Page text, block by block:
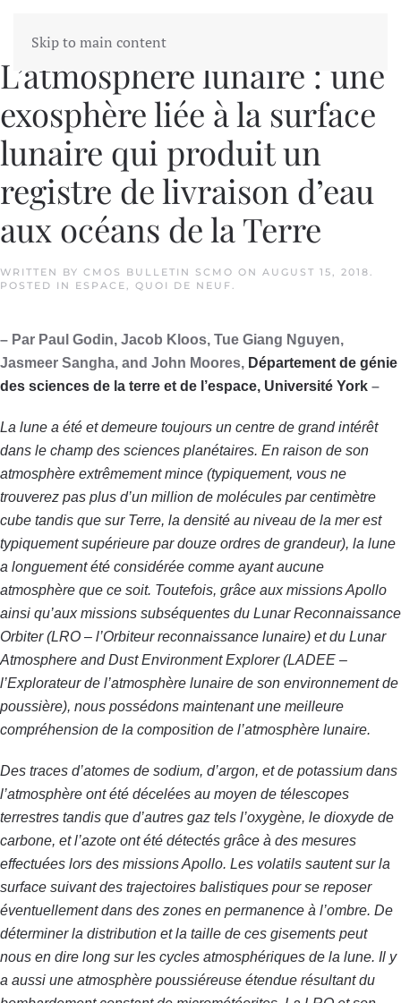
Skip to main content
L’atmosphère lunaire : une
exosphère liée à la surface
lunaire qui produit un
registre de livraison d’eau
aux océans de la Terre
WRITTEN BY CMOS BULLETIN SCMO ON AUGUST 15, 2018.
POSTED IN ESPACE, QUOI DE NEUF.
– Par Paul Godin, Jacob Kloos, Tue Giang Nguyen,
Jasmeer Sangha, and John Moores, Département de génie
des sciences de la terre et de l’espace, Université York –
La lune a été et demeure toujours un centre de grand intérêt
dans le champ des sciences planétaires. En raison de son
atmosphère extrêmement mince (typiquement, vous ne
trouverez pas plus d’un million de molécules par centimètre
cube tandis que sur Terre, la densité au niveau de la mer est
typiquement supérieure par douze ordres de grandeur), la lune
a longuement été considérée comme ayant aucune
atmosphère que ce soit. Toutefois, grâce aux missions Apollo
ainsi qu’aux missions subséquentes du Lunar Reconnaissance
Orbiter (LRO – l’Orbiteur reconnaissance lunaire) et du Lunar
Atmosphere and Dust Environment Explorer (LADEE –
l’Explorateur de l’atmosphère lunaire de son environnement de
poussière), nous possédons maintenant une meilleure
compréhension de la composition de l’atmosphère lunaire.
Des traces d’atomes de sodium, d’argon, et de potassium dans
l’atmosphère ont été décelées au moyen de télescopes
terrestres tandis que d’autres gaz tels l’oxygène, le dioxyde de
carbone, et l’azote ont été détectés grâce à des mesures
effectuées lors des missions Apollo. Les volatils sautent sur la
surface suivant des trajectoires balistiques pour se reposer
éventuellement dans des zones en permanence à l’ombre. De
déterminer la distribution et la taille de ces gisements peut
nous en dire long sur les cycles atmosphériques de la lune. Il y
a aussi une atmosphère poussiéreuse étendue résultant du